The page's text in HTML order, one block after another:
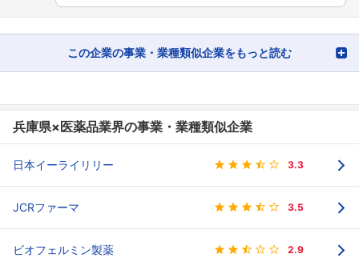
この企業の事業・業種類似企業をもっと読む
兵庫県×医薬品業界の事業・業種類似企業
日本イーライリリー 3.3
JCRファーマ 3.5
ビオフェルミン製薬 2.9